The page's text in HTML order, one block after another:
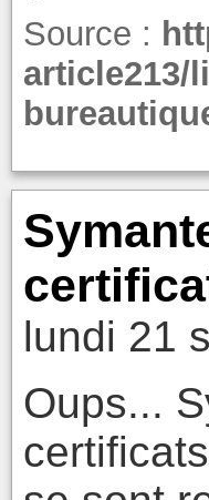
Source :
article213/
lundi 21
Oups...